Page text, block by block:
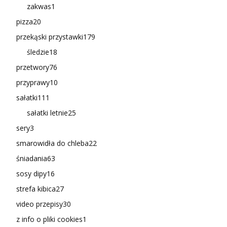
zakwas1
pizza20
przekąski przystawki179
śledzie18
przetwory76
przyprawy10
sałatki111
sałatki letnie25
sery3
smarowidła do chleba22
śniadania63
sosy dipy16
strefa kibica27
video przepisy30
z info o pliki cookies1